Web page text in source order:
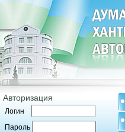
Авторизация
Логин
Пароль